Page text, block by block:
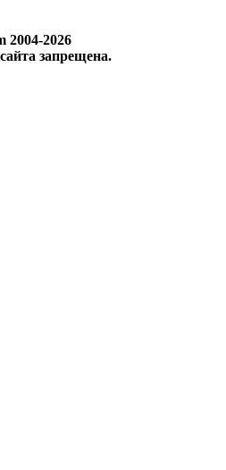
2004-2026
запрещена.